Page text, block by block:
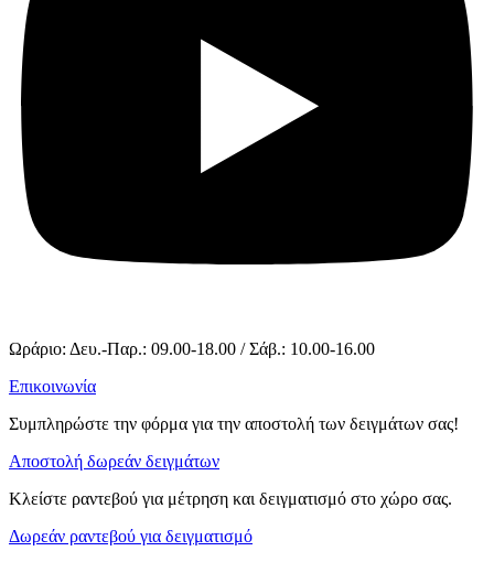
Ωράριο: Δευ.-Παρ.: 09.00-18.00 / Σάβ.: 10.00-16.00
Επικοινωνία
Συμπληρώστε την φόρμα για την αποστολή των δειγμάτων σας!
Αποστολή δωρεάν δειγμάτων
Κλείστε ραντεβού για μέτρηση και δειγματισμό στο χώρο σας.
Δωρεάν ραντεβού για δειγματισμό